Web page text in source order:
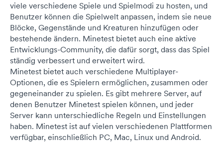
viele verschiedene Spiele und Spielmodi zu hosten, und
Benutzer können die Spielwelt anpassen, indem sie neue
Blöcke, Gegenstände und Kreaturen hinzufügen oder
bestehende ändern. Minetest bietet auch eine aktive
Entwicklungs-Community, die dafür sorgt, dass das Spiel
ständig verbessert und erweitert wird.
Minetest bietet auch verschiedene Multiplayer-
Optionen, die es Spielern ermöglichen, zusammen oder
gegeneinander zu spielen. Es gibt mehrere Server, auf
denen Benutzer Minetest spielen können, und jeder
Server kann unterschiedliche Regeln und Einstellungen
haben. Minetest ist auf vielen verschiedenen Plattformen
verfügbar, einschließlich PC, Mac, Linux und Android.